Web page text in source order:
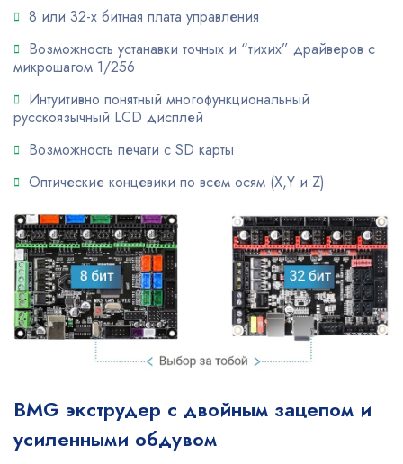
8 или 32-х битная плата управления
Возможность устанавки точных и “тихих” драйверов с
микрошагом 1/256
Интуитивно понятный многофункциональный
русскоязычный LCD дисплей
Возможность печати с SD карты
Оптические концевики по всем осям (X,Y и Z)
BMG экструдер с двойным зацепом и
усиленными обдувом